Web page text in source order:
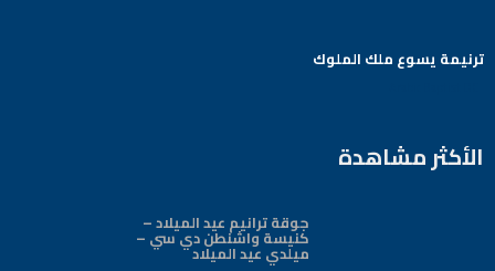
ترنيمة يسوع ملك الملوك
الأكثر مشاهدة
جوقة ترانيم عيد الميلاد –
كنيسة واشنطن دي سي –
ميلدي عيد الميلاد